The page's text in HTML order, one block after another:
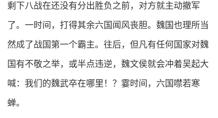
剩下八战在还没有分出胜负之前，对方就主动撤军
了。一时间，打得其余六国闻风丧胆。魏国也理所当
然成了战国第一个霸主。往后，但凡有任何国家对魏
国有不敬之举，或半点违逆，魏文侯就会冲着吴起大
喊：我们的魏武卒在哪里！？霎时间，六国噤若寒
蝉。